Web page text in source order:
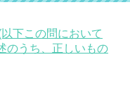
下この問において
のうち、正しいもの